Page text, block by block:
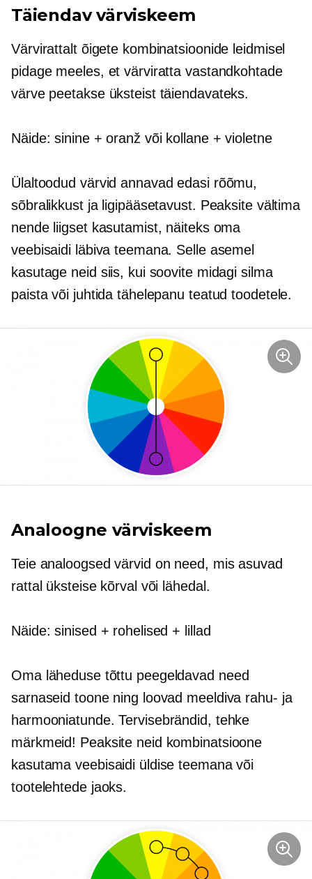
Täiendav värviskeem
Värvirattalt õigete kombinatsioonide leidmisel
pidage meeles, et värviratta vastandkohtade
värve peetakse üksteist täiendavateks.
Näide: sinine + oranž või kollane + violetne
Ülaltoodud värvid annavad edasi rõõmu,
sõbralikkust ja ligipääsetavust. Peaksite vältima
nende liigset kasutamist, näiteks oma
veebisaidi läbiva teemana. Selle asemel
kasutage neid siis, kui soovite midagi silma
paista või juhtida tähelepanu teatud toodetele.
Analoogne värviskeem
Teie analoogsed värvid on need, mis asuvad
rattal üksteise kõrval või lähedal.
Näide: sinised + rohelised + lillad
Oma läheduse tõttu peegeldavad need
sarnaseid toone ning loovad meeldiva rahu- ja
harmooniatunde. Tervisebrändid, tehke
märkmeid! Peaksite neid kombinatsioone
kasutama veebisaidi üldise teemana või
tootelehtede jaoks.